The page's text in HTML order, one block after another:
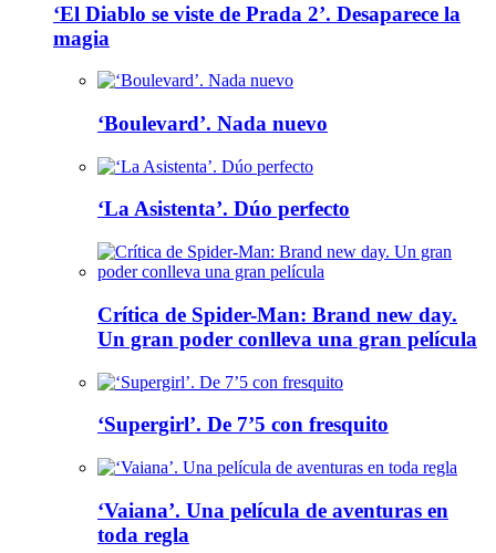
‘El Diablo se viste de Prada 2’. Desaparece la
magia
‘Boulevard’. Nada nuevo
‘La Asistenta’. Dúo perfecto
Crítica de Spider-Man: Brand new day.
Un gran poder conlleva una gran película
‘Supergirl’. De 7’5 con fresquito
‘Vaiana’. Una película de aventuras en
toda regla